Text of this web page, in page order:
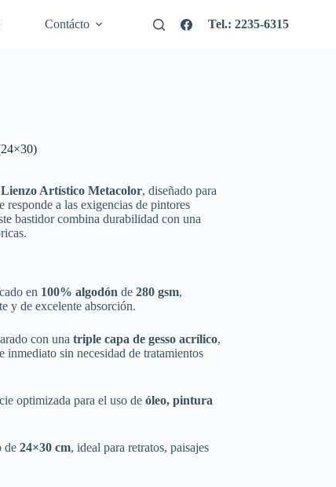
Contácto Tel.: 2235-6315
Lienzo Artístico Metacolor, diseñado para
a las exigencias de pintores
bastidor combina durabilidad con una
en 100% algodón de 280 gsm,
y de excelente absorción.
con una triple capa de gesso acrílico,
inmediato sin necesidad de tratamientos
optimizada para el uso de óleo, pintura
de 24×30 cm, ideal para retratos, paisajes